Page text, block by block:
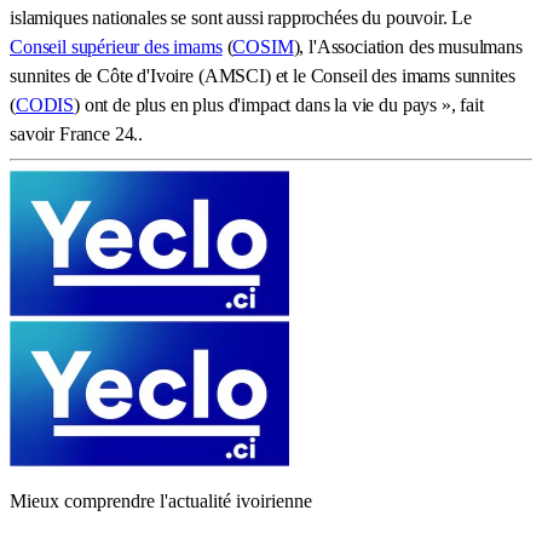
islamiques nationales se sont aussi rapprochées du pouvoir. Le
Conseil supérieur des imams(COSIM), l'Association des musulmans
sunnites de Côte d'Ivoire (AMSCI) et le Conseil des imams sunnites
(CODIS) ont de plus en plus d'impact dans la vie du pays », fait
savoir France 24..
Mieux comprendre l'actualité ivoirienne